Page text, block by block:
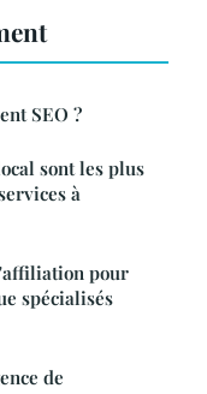
SEO ?
sont les plus
à
pour
spécialisés
de